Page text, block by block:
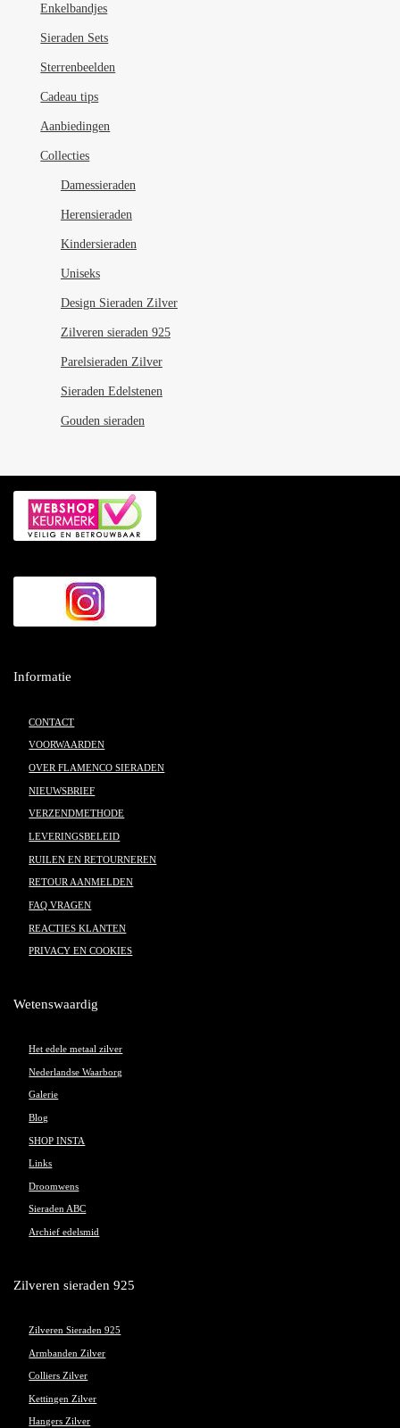
Enkelbandjes
Sieraden Sets
Sterrenbeelden
Cadeau tips
Aanbiedingen
Collecties
Damessieraden
Herensieraden
Kindersieraden
Uniseks
Design Sieraden Zilver
Zilveren sieraden 925
Parelsieraden Zilver
Sieraden Edelstenen
Gouden sieraden
Informatie
CONTACT
VOORWAARDEN
OVER FLAMENCO SIERADEN
NIEUWSBRIEF
VERZENDMETHODE
LEVERINGSBELEID
RUILEN EN RETOURNEREN
RETOUR AANMELDEN
FAQ VRAGEN
REACTIES KLANTEN
PRIVACY EN COOKIES
Wetenswaardig
Het edele metaal zilver
Nederlandse Waarborg
Galerie
Blog
SHOP INSTA
Links
Droomwens
Sieraden ABC
Archief edelsmid
Zilveren sieraden 925
Zilveren Sieraden 925
Armbanden Zilver
Colliers Zilver
Kettingen Zilver
Hangers Zilver